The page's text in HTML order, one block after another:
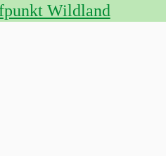
Wildland